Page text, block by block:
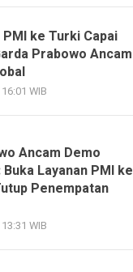
ke Turki Capai
Prabowo Ancam
WIB
Ancam Demo
Layanan PMI ke
Penempatan
WIB